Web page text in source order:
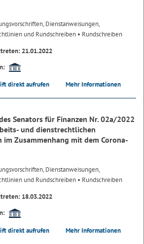
Dienstanweisungen,
und Rundschreiben • Rundschreiben
21.01.2022
direkt aufrufen Mehr Informationen
Senators für Finanzen Nr. 02a/2022
und dienstrechtlichen
im Zusammenhang mit dem Corona-
Dienstanweisungen,
und Rundschreiben • Rundschreiben
18.03.2022
direkt aufrufen Mehr Informationen